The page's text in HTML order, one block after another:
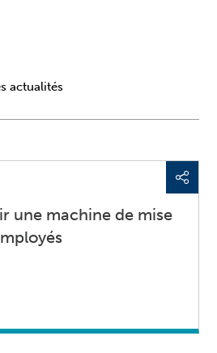
actualités
une machine de mise